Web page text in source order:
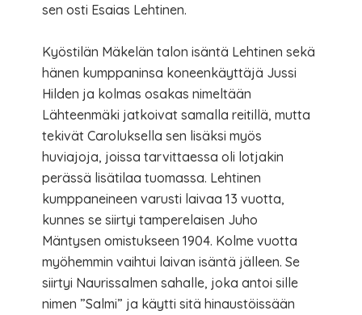
sen osti Esaias Lehtinen.
Kyöstilän Mäkelän talon isäntä Lehtinen sekä
hänen kumppaninsa koneenkäyttäjä Jussi
Hilden ja kolmas osakas nimeltään
Lähteenmäki jatkoivat samalla reitillä, mutta
tekivät Caroluksella sen lisäksi myös
huviajoja, joissa tarvittaessa oli lotjakin
perässä lisätilaa tuomassa. Lehtinen
kumppaneineen varusti laivaa 13 vuotta,
kunnes se siirtyi tamperelaisen Juho
Mäntysen omistukseen 1904. Kolme vuotta
myöhemmin vaihtui laivan isäntä jälleen. Se
siirtyi Naurissalmen sahalle, joka antoi sille
nimen ”Salmi” ja käytti sitä hinaustöissään